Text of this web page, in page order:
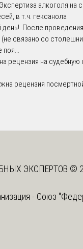
Экспертиза алкоголя на
в т.ч. гексанола
После
связано со
рецензия на судебную
рецензия
ЭКСПЕРТОВ ©
- Союз